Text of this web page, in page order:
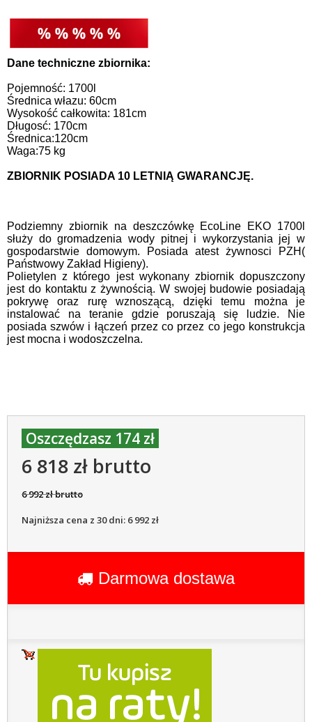
Dane techniczne zbiornika:
Pojemność: 1700l
Średnica włazu: 60cm
Wysokość całkowita: 181cm
Długosć: 170cm
Średnica:120cm
Waga:75 kg
ZBIORNIK POSIADA 10 LETNIĄ GWARANCJĘ.
Podziemny zbiornik na deszczówkę EcoLine EKO 1700l
służy do gromadzenia wody pitnej i wykorzystania jej w
gospodarstwie domowym. Posiada atest żywnosci PZH(
Państwowy Zakład Higieny).
Polietylen z którego jest wykonany zbiornik dopuszczony
jest do kontaktu z żywnością. W swojej budowie posiadają
pokrywę oraz rurę wznoszącą, dzięki temu można je
instalować na teranie gdzie poruszają się ludzie. Nie
posiada szwów i łączeń przez co przez co jego konstrukcja
jest mocna i wodoszczelna.
Oszczędzasz 174 zł
6 818 zł brutto
6 992 zł brutto
Najniższa cena z 30 dni: 6 992 zł
Darmowa dostawa